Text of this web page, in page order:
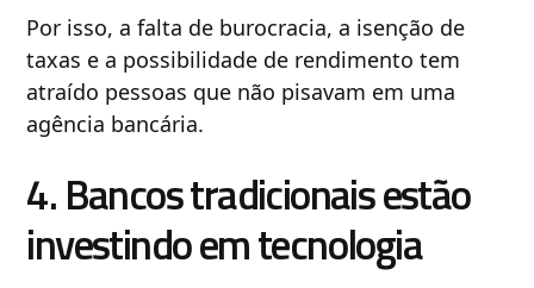
Por isso, a falta de burocracia, a isenção de
taxas e a possibilidade de rendimento tem
atraído pessoas que não pisavam em uma
agência bancária.
4. Bancos tradicionais estão
investindo em tecnologia